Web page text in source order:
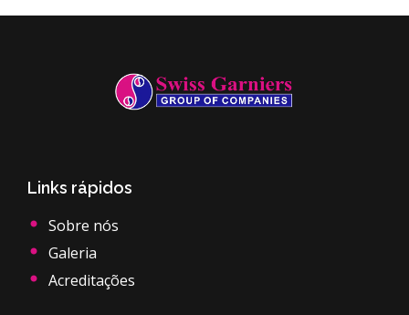
Links rápidos
Sobre nós
Galeria
Acreditações